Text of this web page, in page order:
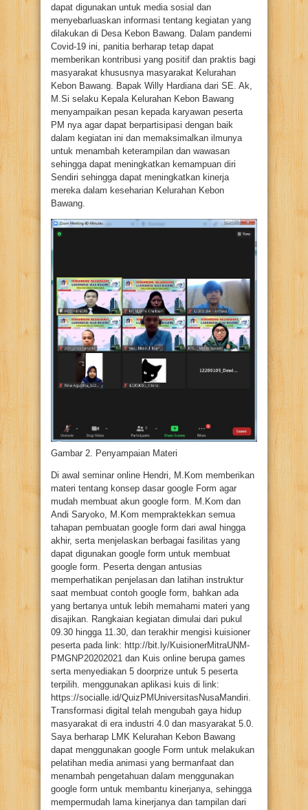
dapat digunakan untuk media sosial dan
menyebarluaskan informasi tentang kegiatan yang
dilakukan di Desa Kebon Bawang. Dalam pandemi
Covid-19 ini, panitia berharap tetap dapat
memberikan kontribusi yang positif dan praktis bagi
masyarakat khususnya masyarakat Kelurahan
Kebon Bawang. Bapak Willy Hardiana dari SE. Ak,
M.Si selaku Kepala Kelurahan Kebon Bawang
menyampaikan pesan kepada karyawan peserta
PM nya agar dapat berpartisipasi dengan baik
dalam kegiatan ini dan memaksimalkan ilmunya
untuk menambah keterampilan dan wawasan
sehingga dapat meningkatkan kemampuan diri
Sendiri sehingga dapat meningkatkan kinerja
mereka dalam keseharian Kelurahan Kebon
Bawang.
Gambar 2. Penyampaian Materi
Di awal seminar online Hendri, M.Kom memberikan
materi tentang konsep dasar google Form agar
mudah membuat akun google form. M.Kom dan
Andi Saryoko, M.Kom mempraktekkan semua
tahapan pembuatan google form dari awal hingga
akhir, serta menjelaskan berbagai fasilitas yang
dapat digunakan google form untuk membuat
google form. Peserta dengan antusias
memperhatikan penjelasan dan latihan instruktur
saat membuat contoh google form, bahkan ada
yang bertanya untuk lebih memahami materi yang
disajikan. Rangkaian kegiatan dimulai dari pukul
09.30 hingga 11.30, dan terakhir mengisi kuisioner
peserta pada link: http://bit.ly/KuisionerMitraUNM-
PMGNP20202021 dan Kuis online berupa games
serta menyediakan 5 doorprize untuk 5 peserta
terpilih. menggunakan aplikasi kuis di link:
https://socialle.id/QuizPMUniversitasNusaMandiri.
Transformasi digital telah mengubah gaya hidup
masyarakat di era industri 4.0 dan masyarakat 5.0.
Saya berharap LMK Kelurahan Kebon Bawang
dapat menggunakan google Form untuk melakukan
pelatihan media animasi yang bermanfaat dan
menambah pengetahuan dalam menggunakan
google form untuk membantu kinerjanya, sehingga
mempermudah lama kinerjanya dan tampilan dari